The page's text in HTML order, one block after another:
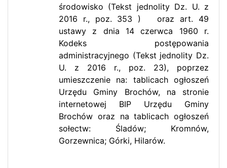
środowisko (Tekst jednolity Dz. U. z
2016 r., poz. 353 ) oraz art. 49
ustawy z dnia 14 czerwca 1960 r.
Kodeks postępowania
administracyjnego (Tekst jednolity Dz.
U. z 2016 r., poz. 23), poprzez
umieszczenie na: tablicach ogłoszeń
Urzędu Gminy Brochów, na stronie
internetowej BIP Urzędu Gminy
Brochów oraz na tablicach ogłoszeń
sołectw: Śladów; Kromnów,
Gorzewnica; Górki, Hilarów.